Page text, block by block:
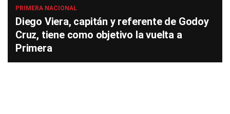
PRIMERA NACIONAL
Diego Viera, capitán y referente de Godoy
Cruz, tiene como objetivo la vuelta a
Primera